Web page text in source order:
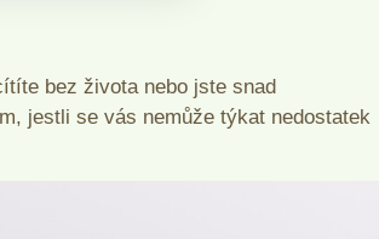
bez života nebo jste snad
jestli se vás nemůže týkat nedostatek